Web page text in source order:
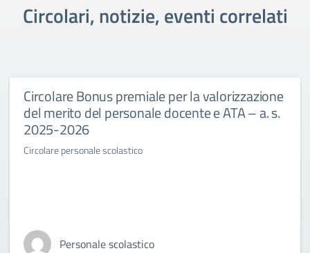
Circolari, notizie, eventi correlati
Circolare Bonus premiale per la valorizzazione
del merito del personale docente e ATA – a. s.
2025-2026
Circolare personale scolastico
Personale scolastico